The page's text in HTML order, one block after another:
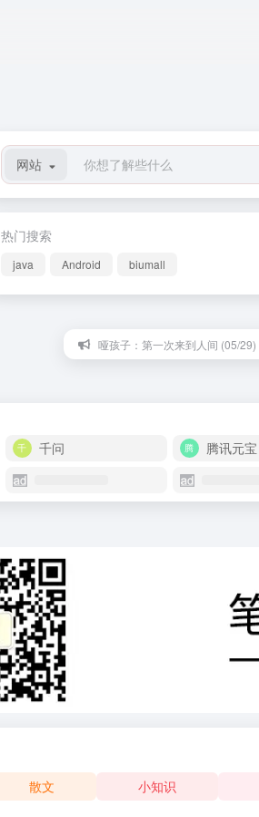
网站
热门搜索
java Android biumall
哑孩子：第一次来到人间 (05/29)
千问 腾讯元宝
散文 小知识